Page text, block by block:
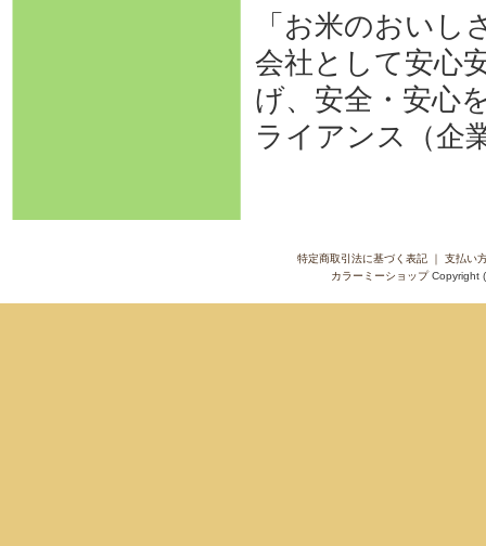
「お米のおい
会社として安心
げ、安全・安心
ライアンス（企
特定商取引法に基づく表記｜ 支払い
カラーミーショップCopyright